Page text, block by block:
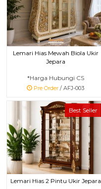
Lemari Hias Mewah Biola Ukir
Jepara
*Harga Hubungi CS
Pre Order / AFJ-003
Best Seller
Lemari Hias 2 Pintu Ukir Jepara